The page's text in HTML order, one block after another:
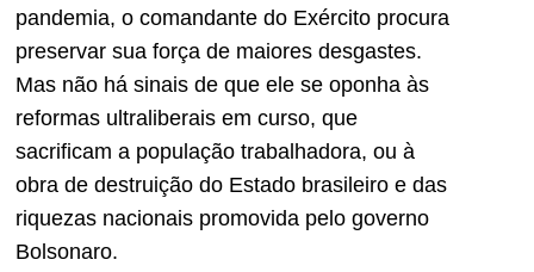
pandemia, o comandante do Exército procura
preservar sua força de maiores desgastes.
Mas não há sinais de que ele se oponha às
reformas ultraliberais em curso, que
sacrificam a população trabalhadora, ou à
obra de destruição do Estado brasileiro e das
riquezas nacionais promovida pelo governo
Bolsonaro.